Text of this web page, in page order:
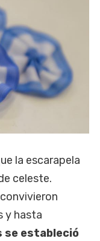
la escarapela
celeste.
y hasta
se estableció